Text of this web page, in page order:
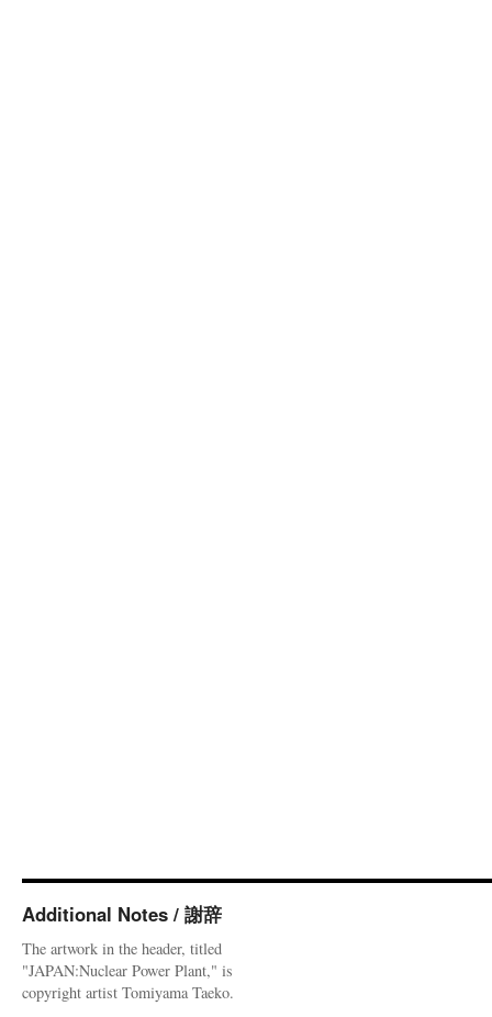
Additional Notes / 謝辞
The artwork in the header, titled
"JAPAN:Nuclear Power Plant," is
copyright artist Tomiyama Taeko.